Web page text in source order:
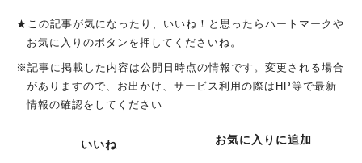
★この記事が気になったり、いいね！と思ったらハートマークや
お気に入りのボタンを押してくださいね。
※記事に掲載した内容は公開日時点の情報です。変更される場合
がありますので、お出かけ、サービス利用の際はHP等で最新
情報の確認をしてください
いいね お気に入りに追加